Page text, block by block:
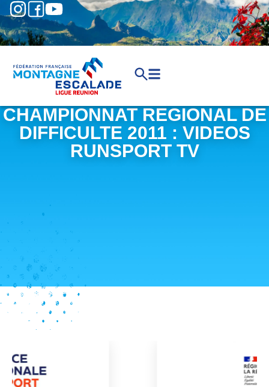
CHAMPIONNAT REGIONAL DE
DIFFICULTE 2011 : VIDEOS
RUNSPORT TV